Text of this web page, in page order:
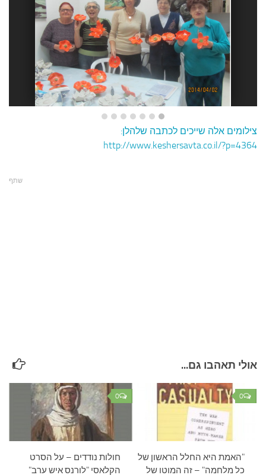
עצות סבתא
סבתא מספרת
נווה הבלוגים
קשר משפחתי
כתבו אלינו
צילומים אלה שייכים לכתבה שלהלן:
http://www.keshersavta.co.il/?p=4364
שתף
אולי תאהבו גם...
0
חולות נודדים – על הסרט
הקלאסי "לורנס איש ערב"
0
"האמת היא החלל הראשון של
כל מלחמה" – זה המוטו של